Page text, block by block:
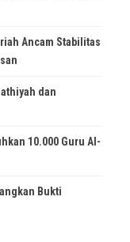
Ancam Stabilitas
dan
10.000 Guru Al-
Bukti